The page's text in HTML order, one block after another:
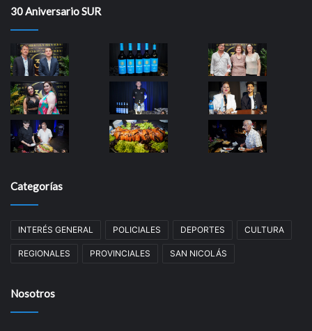
30 Aniversario SUR
Categorías
INTERÉS GENERAL POLICIALES DEPORTES CULTURA
REGIONALES PROVINCIALES SAN NICOLÁS
Nosotros